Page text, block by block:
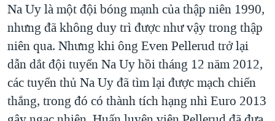
Na Uy là một đội bóng mạnh của thập niên 1990,
nhưng đã không duy trì được như vậy trong thập
niên qua. Nhưng khi ông Even Pellerud trở lại
dẫn dắt đội tuyển Na Uy hồi tháng 12 năm 2012,
các tuyển thủ Na Uy đã tìm lại được mạch chiến
thắng, trong đó có thành tích hạng nhì Euro 2013